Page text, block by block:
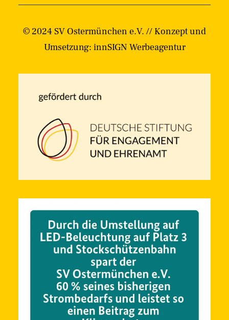
© 2024 SV Ostermünchen e.V. // Konzept und
Umsetzung: innSIGN Werbeagentur